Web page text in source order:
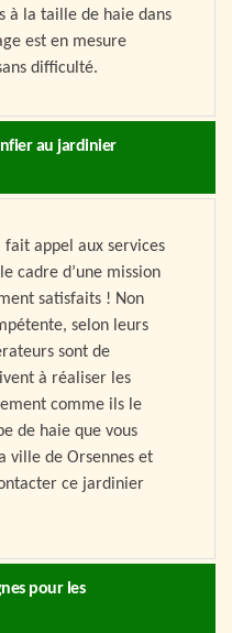
à la taille de haie dans
est en mesure
difficulté.
au jardinier
appel aux services
cadre d’une mission
satisfaits ! Non
selon leurs
sont de
à réaliser les
comme ils le
de haie que vous
ville de Orsennes et
ce jardinier
pour les